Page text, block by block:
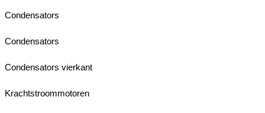
Condensators
Condensators
Condensators vierkant
Krachtstroommotoren